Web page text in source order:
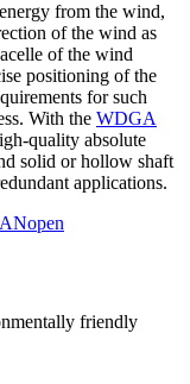
from the wind,
of the wind as
of the wind
positioning of the
for such
With the WDGA
quality absolute
solid or hollow shaft
applications.
friendly